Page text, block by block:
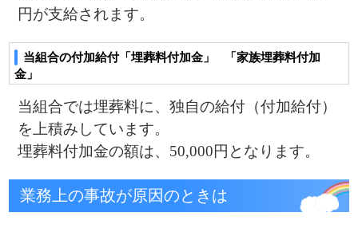
死亡した方の個人番号（マイナンバ
ー）の取り扱いについて
死亡した方の個人番号の適正な取扱いの観点か
ら、死亡した被保険者に関して申請が行われる
埋葬料の支給申請や資格喪失の届出等、死亡し
た方についての個人番号の記載は不要となりま
健康保険の給付を受ける権利は、2年で